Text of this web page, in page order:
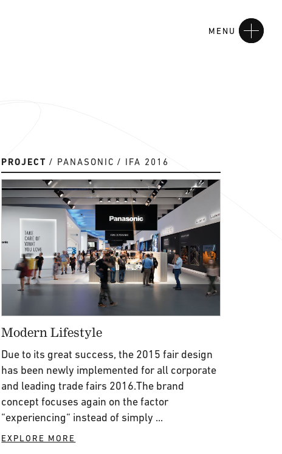
MENU
PROJECT PANASONIC IFA 2016
Modern Lifestyle
Due to its great success, the 2015 fair design
has been newly implemented for all corporate
and leading trade fairs 2016.The brand
concept focuses again on the factor
“experiencing“ instead of simply ...
EXPLORE MORE